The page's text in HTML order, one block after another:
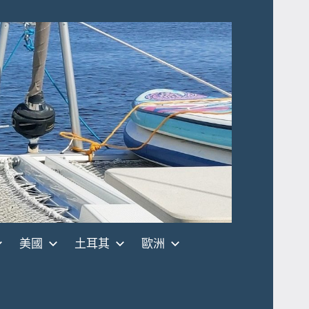
美國 土耳其 歐洲